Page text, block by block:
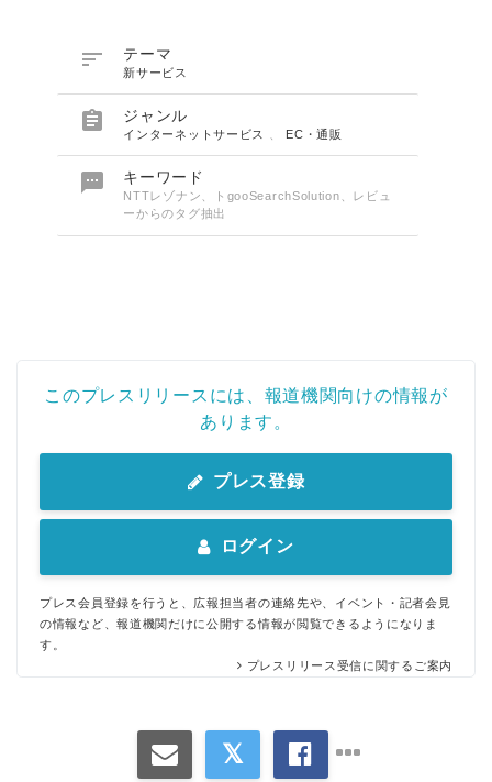
 テーマ
新サービス
 ジャンル
インターネットサービス 、 EC・通販
 キーワード
NTTレゾナン、トgooSearchSolution、レビュ
ーからのタグ抽出
このプレスリリースには、報道機関向けの情報が
あります。
プレス登録
ログイン
プレス会員登録を行うと、広報担当者の連絡先や、イベント・記者会見
の情報など、報道機関だけに公開する情報が閲覧できるようになりま
す。
プレスリリース受信に関するご案内